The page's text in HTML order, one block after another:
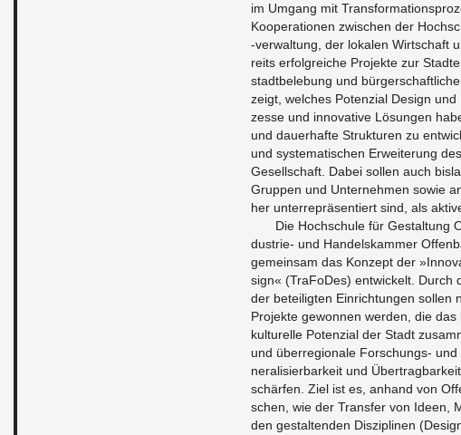
im Um­gang mit
Ko­ope­ra­tio­nen zwi­schen der
-ver­wal­tung, der lo­ka­len Wirt­schaft
reits er­folg­rei­che Pro­jek­te zur
stadt­be­le­bung und
zeigt, wel­ches Po­ten­zi­al De­sign
zes­se und in­no­va­ti­ve Lö­sun­gen
und dau­er­haf­te Struk­tu­ren zu
und sys­te­ma­ti­schen Er­wei­te­rung
Ge­sell­schaft. Dabei sol­len auch
Grup­pen und Un­ter­neh­men sowie
her un­ter­re­prä­sen­tiert sind, als
Die Hoch­schu­le für Ge­stal­tung
dus­trie- und Han­dels­kam­mer
ge­mein­sam das Kon­zept der
sign« (Tra­Fo­Des) ent­wi­ckelt. Durch
der be­tei­lig­ten Ein­rich­tun­gen sol­len
Pro­jek­te ge­won­nen wer­den, die
kul­tu­rel­le Po­ten­zi­al der Stadt
und über­re­gio­na­le For­schungs-
ne­ra­li­sier­bar­keit und
schär­fen. Ziel ist es, an­hand von
schen, wie der Trans­fer von Ideen,
den ge­stal­ten­den Dis­zi­pli­nen